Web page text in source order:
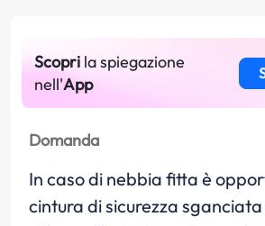
Scopri la spiegazione
nell'App
Domanda
In caso di nebbia fitta è
cintura di sicurezza